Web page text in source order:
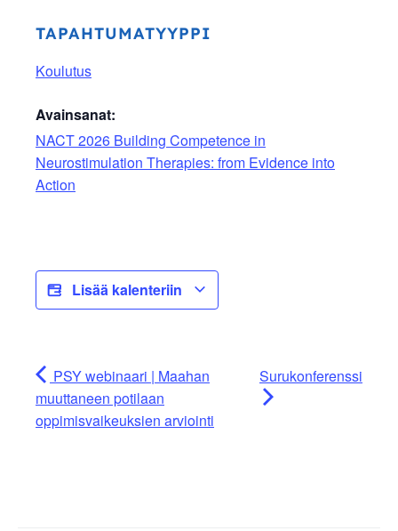
TAPAHTUMATYYPPI
Koulutus
Avainsanat:
NACT 2026 Building Competence in
Neurostimulation Therapies: from Evidence into
Action
Lisää kalenteriin
PSY webinaari | Maahan
muuttaneen potilaan
oppimisvaikeuksien arviointi
Surukonferenssi